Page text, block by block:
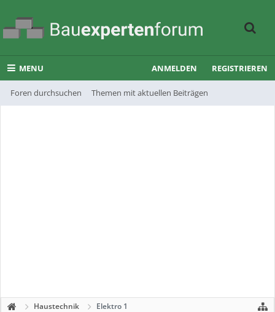
MENU
Foren durchsuchen Themen mit aktuellen Beiträgen
ANMELDEN REGISTRIEREN
Haustechnik Elektro 1